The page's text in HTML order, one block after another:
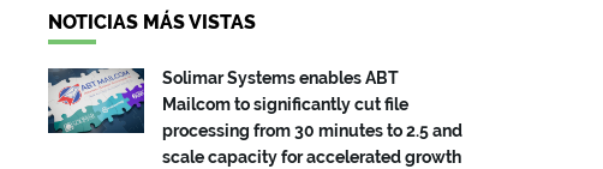
NOTICIAS MÁS VISTAS
Solimar Systems enables ABT
Mailcom to significantly cut file
processing from 30 minutes to 2.5 and
scale capacity for accelerated growth